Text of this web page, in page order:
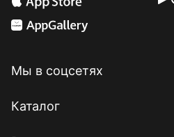
Мы в соцсетях
Каталог